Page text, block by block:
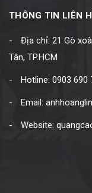
THÔNG TIN LIÊN
Địa chỉ: 21 Gò
Tân, TP.HCM
Hotline: 0903 690
Email:
Website: